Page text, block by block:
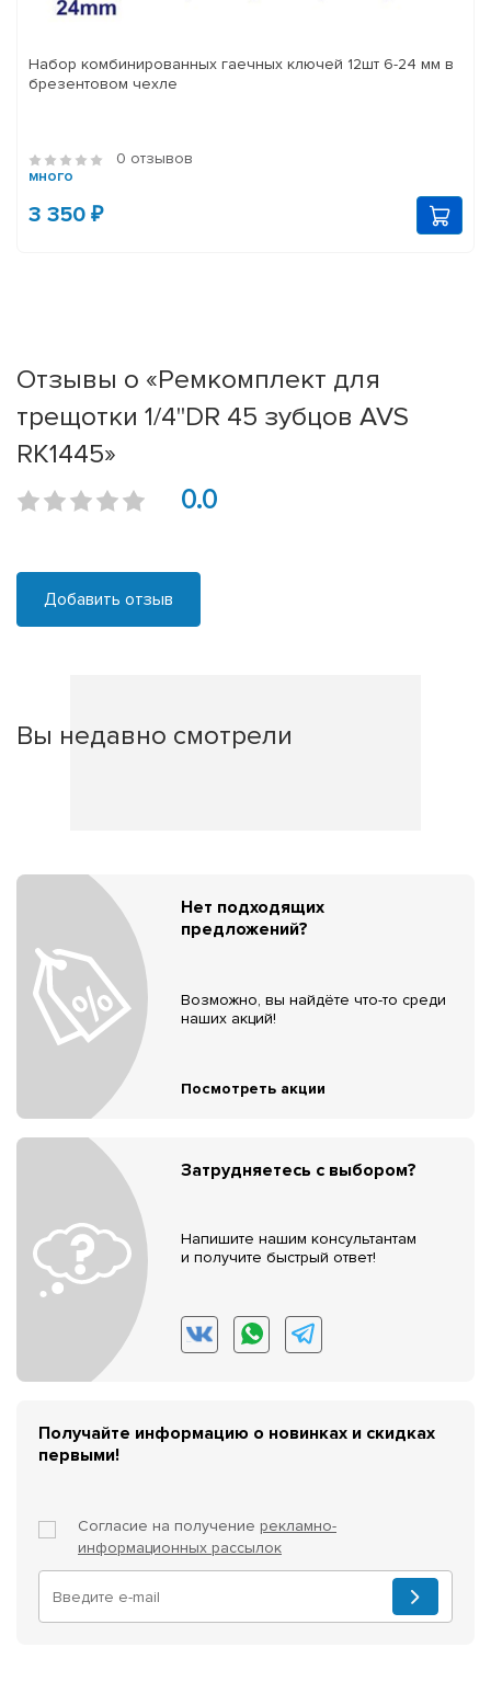
Набор комбинированных гаечных ключей 12шт 6-24 мм в
брезентовом чехле
0 отзывов
много
3 350 ₽
Отзывы о «Ремкомплект для
трещотки 1/4"DR 45 зубцов AVS
RK1445»
0.0
Добавить отзыв
Вы недавно смотрели
Нет подходящих
предложений?
Возможно, вы найдёте что-то среди
наших акций!
Посмотреть акции
Затрудняетесь с выбором?
Напишите нашим консультантам
и получите быстрый ответ!
Получайте информацию о новинках и скидках
первыми!
Согласие на получение рекламно-
информационных рассылок